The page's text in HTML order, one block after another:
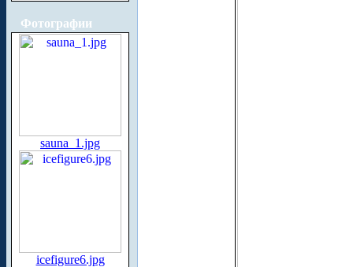
Фотографии
sauna_1.jpg
icefigure6.jpg